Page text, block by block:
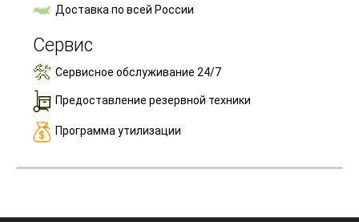
Доставка по всей России
Сервис
Сервисное обслуживание 24/7
Предоставление резервной техники
Программа утилизации